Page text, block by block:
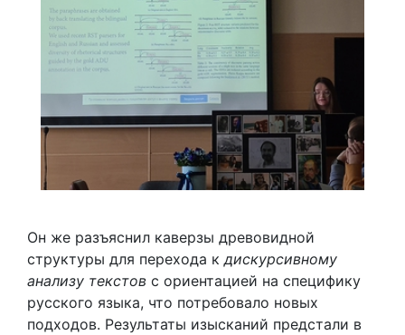
Он же разъяснил каверзы древовидной
структуры для перехода кдискурсивному
анализу текстов с ориентацией на специфику
русского языка, что потребовало новых
подходов. Результаты изысканий предстали в